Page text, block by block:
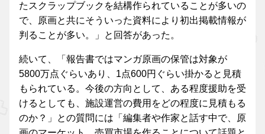
たスクラップブックを結構作られていることが多いの
で、原画と共にそういった資料により初出掲載情報が
判ることが多い。」と回答があった。
続いて、「報告書ではマンガ原画の保管は対象が
5800万点ぐらいあり、1点600円ぐらい掛かると見積
もられている。今後の方向として、ある程度援助を受
けるとしても、施設運営の費用をどの程度に見積もる
のか？」との質問には「編集者や作家と話す中で、原